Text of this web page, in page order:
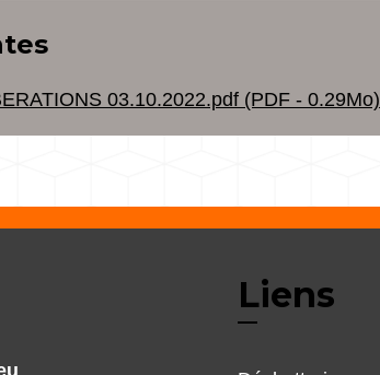
03.10.2022.pdf (PDF - 0.29Mo)
Liens